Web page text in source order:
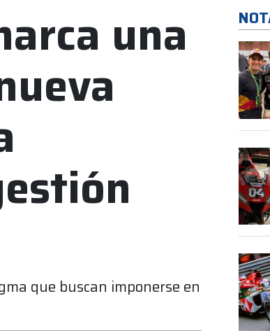
una
que buscan imponerse en